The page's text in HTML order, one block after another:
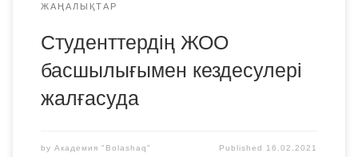
ЖАҢАЛЫҚТАР
Студенттердің ЖОО
басшылығымен кездесулері
жалғасуда
by Академия "Bolashaq" Published 16.02.2021